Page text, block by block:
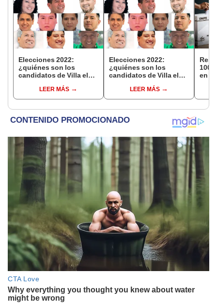
Elecciones 2022:
¿quiénes son los
candidatos de Villa el
proponen?LEER MÁS
Elecciones 2022:
¿quiénes son los
candidatos de Villa el
proponen?LEER MÁS
en